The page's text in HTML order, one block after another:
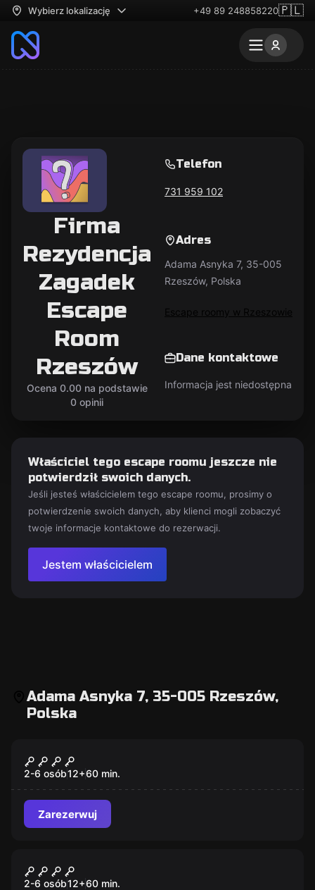
Wybierz lokalizację +49 89 248858220🇵🇱
Firma
Rezydencja
Zagadek
Escape
Room
Rzeszów
Ocena 0.00 na podstawie
0 opinii
Telefon
731 959 102
Adres
Adama Asnyka 7, 35-005
Rzeszów, Polska
Escape roomy w Rzeszowie
Dane kontaktowe
Informacja jest niedostępna
Właściciel tego escape roomu jeszcze nie
potwierdził swoich danych.
Jeśli jesteś właścicielem tego escape roomu, prosimy o
potwierdzenie swoich danych, aby klienci mogli zobaczyć
twoje informacje kontaktowe do rezerwacji.
Jestem właścicielem
Adama Asnyka 7, 35-005 Rzeszów,
Polska
Mroczne piwnice hotelu
2-6 osób12+60 min.
Zarezerwuj
Pokój Więźnia nr 13
2-6 osób12+60 min.